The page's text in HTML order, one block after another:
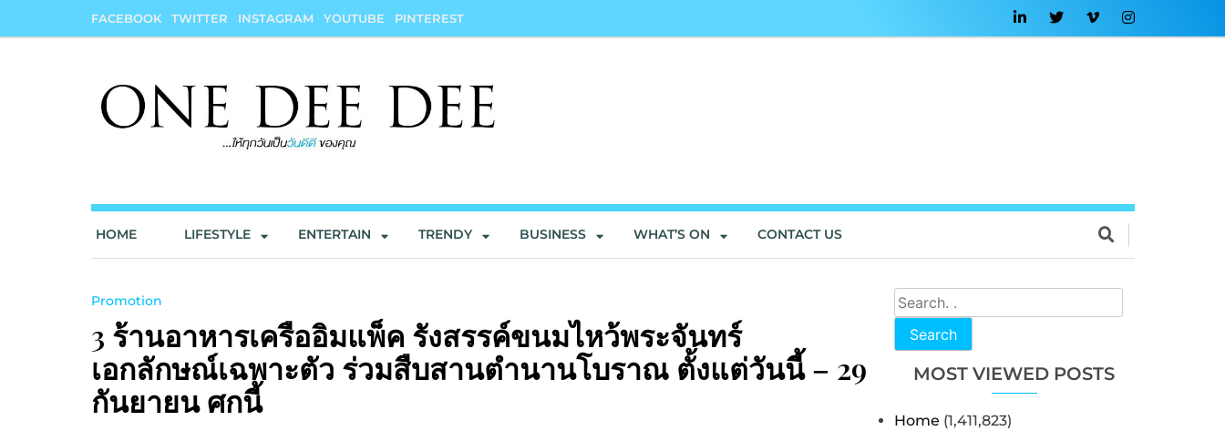
FACEBOOK TWITTER INSTAGRAM YOUTUBE PINTEREST
HOME LIFESTYLE ENTERTAIN TRENDY BUSINESS WHAT’S ON CONTACT US
Search
MOST VIEWED POSTS
Home (1,411,823)
Promotion
3 ร้านอาหารเครืออิมแพ็ค รังสรรค์ขนมไหว้พระจันทร์
เอกลักษณ์เฉพาะตัว ร่วมสืบสานตำนานโบราณ ตั้งแต่วันนี้ – 29
กันยายน ศกนี้